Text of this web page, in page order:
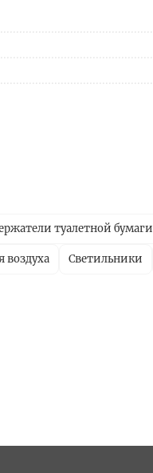
туалетной бумаги
воздуха Светильники